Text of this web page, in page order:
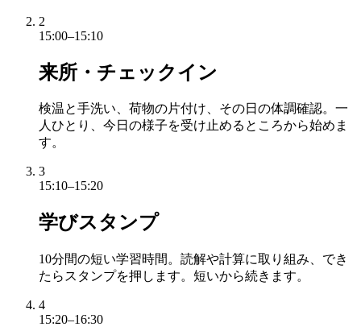
2
15:00–15:10
来所・チェックイン
検温と手洗い、荷物の片付け、その日の体調確認。一
人ひとり、今日の様子を受け止めるところから始めま
す。
3
15:10–15:20
学びスタンプ
10分間の短い学習時間。読解や計算に取り組み、でき
たらスタンプを押します。短いから続きます。
4
15:20–16:30